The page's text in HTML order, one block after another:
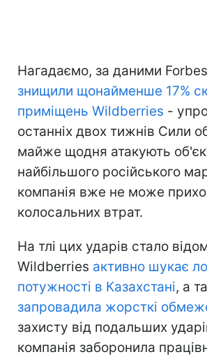
Нагадаємо, за даними
знищили щонайменше 17%
приміщень Wildberries -
останніх двох тижнів Сили
майже щодня атакують
найбільшого російського
компанія вже не може
колосальних втрат.
На тлі цих ударів стало
Wildberries активно шукає
потужності в Казахстані, а
запровадила жорсткі
захисту від подальших
компанія заборонила